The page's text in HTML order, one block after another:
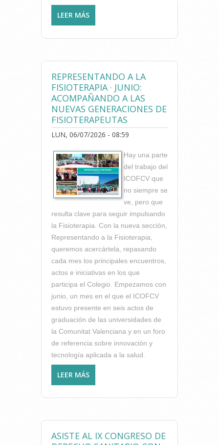
LEER MÁS
CON TODAS LAS
COBERTURAS QUE
CONOCER
REPRESENTANDO A LA
FISIOTERAPIA · JUNIO:
ACOMPAÑANDO A LAS
NUEVAS GENERACIONES DE
FISIOTERAPEUTAS
LUN, 06/07/2026 - 08:59
Hay una parte
del trabajo del
ICOFCV que
no siempre se
ve, pero que
resulta clave para seguir impulsando
la Fisioterapia. Con la nueva sección,
Representando a la Fisioterapia,
queremos acercártela, repasando
cada mes los principales encuentros,
actos e iniciativas en los que
participa el Colegio. Empezamos con
junio, un mes en el que el ICOFCV
estuvo presente en seis actos de
graduación de las universidades de
la Comunitat Valenciana y en un foro
de referencia sobre innovación y
tecnología aplicada a la salud.
LEER MÁS
LA FISIOTERAPIA · JUNIO:
ACOMPAÑANDO A LAS
ASISTE AL IX CONGRESO DE